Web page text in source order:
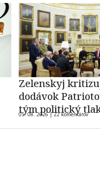
Zelenskyj
dodávok
tým politický
05. 08. 2026 |22 komentárov